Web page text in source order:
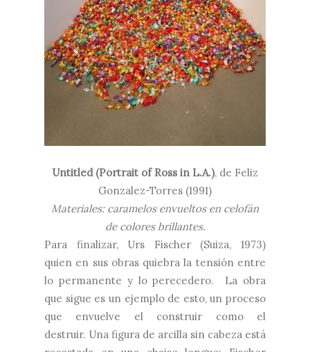
Untitled (Portrait of Ross in L.A.), de Feliz
Gonzalez-Torres (1991)
Materiales: caramelos envueltos en celofán
de colores brillantes.
Para finalizar, Urs Fischer (Suiza, 1973)
quien en sus obras quiebra la tensión entre
lo permanente y lo perecedero. La obra
que sigue es un ejemplo de esto, un proceso
que envuelve el construir como el
destruir. Una figura de arcilla sin cabeza está